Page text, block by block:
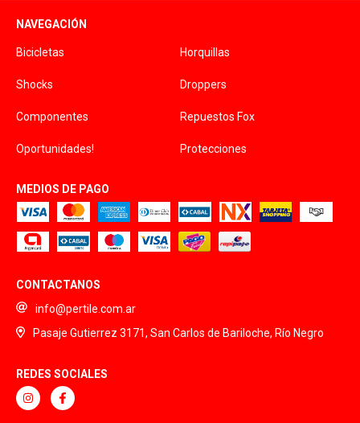
NAVEGACIÓN
Bicicletas Horquillas
Shocks Droppers
Componentes Repuestos Fox
Oportunidades! Protecciones
MEDIOS DE PAGO
CONTACTANOS
info@pertile.com.ar
Pasaje Gutierrez 3171, San Carlos de Bariloche, Río Negro
REDES SOCIALES